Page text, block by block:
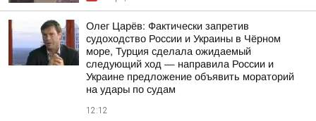
Олег Царёв: Фактически запретив
судоходство России и Украины в Чёрном
море, Турция сделала ожидаемый
следующий ход — направила России и
Украине предложение объявить мораторий
на удары по судам
12:12